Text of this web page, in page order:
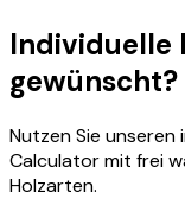
Individuelle
gewünscht?
Nutzen Sie
Calculator mit frei
Holzarten.